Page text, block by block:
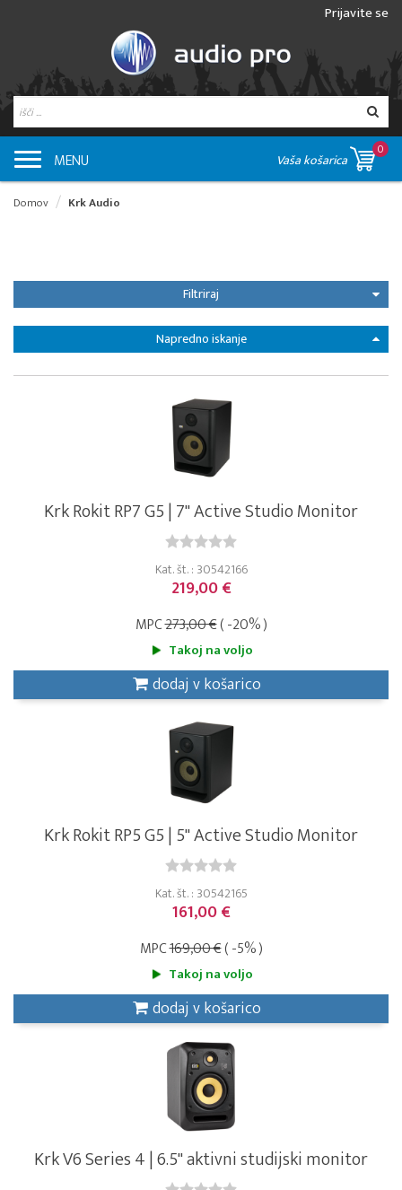
Prijavite se
MENU Vaša košarica
0
Domov Krk Audio
Filtriraj
Napredno iskanje
Krk Rokit RP7 G5 | 7" Active Studio Monitor
Kat. št. : 30542166
219,00 €
MPC273,00 €( -20% )
Takoj na voljo
dodaj v košarico
Krk Rokit RP5 G5 | 5" Active Studio Monitor
Kat. št. : 30542165
161,00 €
MPC169,00 €( -5% )
Takoj na voljo
dodaj v košarico
Krk V6 Series 4 | 6.5" aktivni studijski monitor